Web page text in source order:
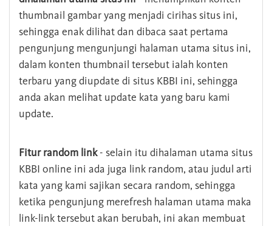
thumbnail gambar yang menjadi cirihas situs ini,
sehingga enak dilihat dan dibaca saat pertama
pengunjung mengunjungi halaman utama situs ini,
dalam konten thumbnail tersebut ialah konten
terbaru yang diupdate di situs KBBI ini, sehingga
anda akan melihat update kata yang baru kami
update.
Fitur random link- selain itu dihalaman utama situs
KBBI online ini ada juga link random, atau judul arti
kata yang kami sajikan secara random, sehingga
ketika pengunjung merefresh halaman utama maka
link-link tersebut akan berubah, ini akan membuat